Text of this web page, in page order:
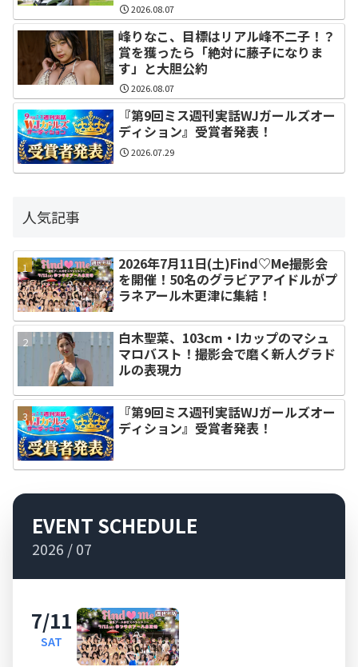
2026.08.07
峰りなこ、目標はリアル峰不二子！？
賞を獲ったら「絶対に藤子になりま
す」と大胆公約
2026.08.07
『第9回ミス週刊実話WJガールズオー
ディション』受賞者発表！
2026.07.29
人気記事
2026年7月11日(土)Find♡Me撮影会
を開催！50名のグラビアアイドルがプ
ラネアール木更津に集結！
白木聖菜、103cm・Iカップのマシュ
マロバスト！撮影会で磨く新人グラド
ルの表現力
『第9回ミス週刊実話WJガールズオー
ディション』受賞者発表！
EVENT SCHEDULE
2026 / 07
7/11
SAT